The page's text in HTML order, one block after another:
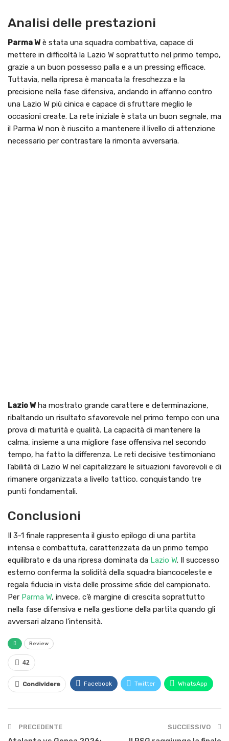
Analisi delle prestazioni
Parma Wè stata una squadra combattiva, capace di
mettere in difficoltà la Lazio W soprattutto nel primo tempo,
grazie a un buon possesso palla e a un pressing efficace.
Tuttavia, nella ripresa è mancata la freschezza e la
precisione nella fase difensiva, andando in affanno contro
una Lazio W più cinica e capace di sfruttare meglio le
occasioni create. La rete iniziale è stata un buon segnale, ma
il Parma W non è riuscito a mantenere il livello di attenzione
necessario per contrastare la rimonta avversaria.
Lazio Wha mostrato grande carattere e determinazione,
ribaltando un risultato sfavorevole nel primo tempo con una
prova di maturità e qualità. La capacità di mantenere la
calma, insieme a una migliore fase offensiva nel secondo
tempo, ha fatto la differenza. Le reti decisive testimoniano
l’abilità di Lazio W nel capitalizzare le situazioni favorevoli e di
rimanere organizzata a livello tattico, conquistando tre
punti fondamentali.
Conclusioni
Il 3-1 finale rappresenta il giusto epilogo di una partita
intensa e combattuta, caratterizzata da un primo tempo
equilibrato e da una ripresa dominata da Lazio W. Il successo
esterno conferma la solidità della squadra biancoceleste e
regala fiducia in vista delle prossime sfide del campionato.
Per Parma W, invece, c’è margine di crescita soprattutto
nella fase difensiva e nella gestione della partita quando gli
avversari alzano l’intensità.
Review
42
Condividere Facebook Twitter WhatsApp
PRECEDENTE SUCCESSIVO